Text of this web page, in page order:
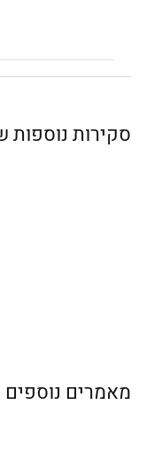
סקירות נוספות
מאמרים נוספים